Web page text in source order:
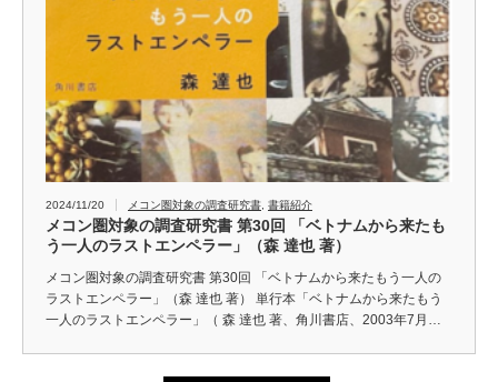
2024/11/20 メコン圏対象の調査研究書 書籍紹介
メコン圏対象の調査研究書 第30回 「ベトナムから来たも
う一人のラストエンペラー」（森 達也 著）
メコン圏対象の調査研究書 第30回 「ベトナムから来たもう一人の
ラストエンペラー」（森 達也 著） 単行本「ベトナムから来たもう
一人のラストエンペラー」（ 森 達也 著、角川書店、2003年7月…